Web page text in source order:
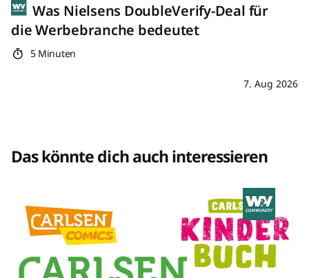
Was Nielsens DoubleVerify-Deal für
die Werbebranche bedeutet
5 Minuten
7. Aug 2026
Das könnte dich auch interessieren